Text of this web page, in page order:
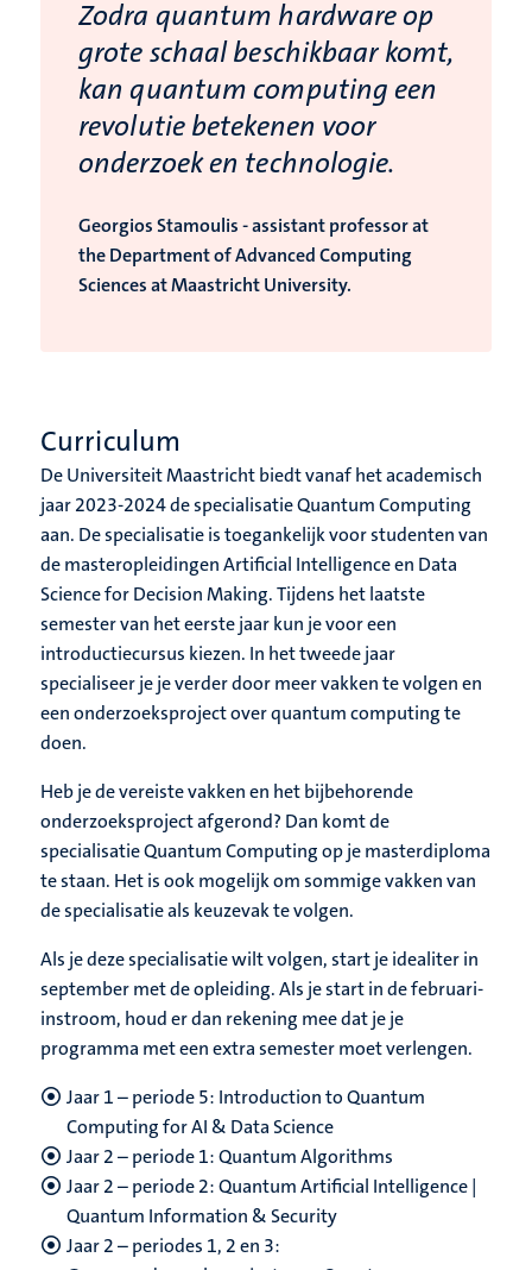
Zodra quantum hardware op
grote schaal beschikbaar komt,
kan quantum computing een
revolutie betekenen voor
onderzoek en technologie.
Georgios Stamoulis - assistant professor at
the Department of Advanced Computing
Sciences at Maastricht University.
Curriculum
De Universiteit Maastricht biedt vanaf het academisch
jaar 2023-2024 de specialisatie Quantum Computing
aan. De specialisatie is toegankelijk voor studenten van
de masteropleidingen Artificial Intelligence en Data
Science for Decision Making. Tijdens het laatste
semester van het eerste jaar kun je voor een
introductiecursus kiezen. In het tweede jaar
specialiseer je je verder door meer vakken te volgen en
een onderzoeksproject over quantum computing te
doen.
Heb je de vereiste vakken en het bijbehorende
onderzoeksproject afgerond? Dan komt de
specialisatie Quantum Computing op je masterdiploma
te staan. Het is ook mogelijk om sommige vakken van
de specialisatie als keuzevak te volgen.
Als je deze specialisatie wilt volgen, start je idealiter in
september met de opleiding. Als je start in de februari-
instroom, houd er dan rekening mee dat je je
programma met een extra semester moet verlengen.
Jaar 1 – periode 5: Introduction to Quantum
Computing for AI & Data Science
Jaar 2 – periode 1: Quantum Algorithms
Jaar 2 – periode 2: Quantum Artificial Intelligence |
Quantum Information & Security
Jaar 2 – periodes 1, 2 en 3: